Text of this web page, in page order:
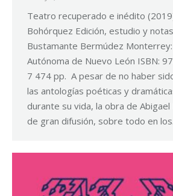
Teatro recuperado e inédito
Bohórquez Edición, estudio y
Bustamante Bermúdez
Autónoma de Nuevo León ISBN:
7 474 pp. A pesar de no haber
las antologías poéticas y
durante su vida, la obra de
de gran difusión, sobre todo en